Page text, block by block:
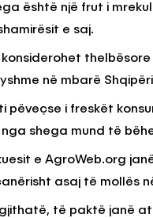
është një frut i
e saj.
konsiderohet
në mbarë
pëveçse i freskët
nga shega mund të
e AgroWeb.org
asaj të mollës
të paktë janë
Letrën e
e
AGROWEB